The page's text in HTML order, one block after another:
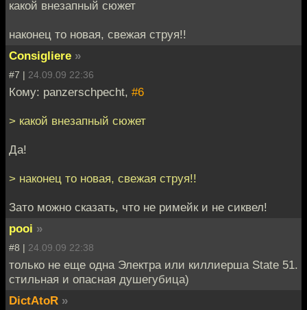
какой внезапный сюжет
наконец то новая, свежая струя!!
Consigliere »
#7 | 24.09.09 22:36
Кому: panzerschpecht, #6
> какой внезапный сюжет
Да!
> наконец то новая, свежая струя!!
Зато можно сказать, что не римейк и не сиквел!
pooi »
#8 | 24.09.09 22:38
только не еще одна Электра или киллиерша State 51.
стильная и опасная душегубица)
DictAtoR »